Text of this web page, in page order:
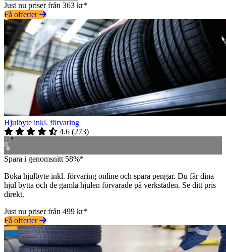
Just nu priser från 363 kr*
Få offerter
Hjulbyte inkl. förvaring
4.6 (273)
Spara i genomsnitt 58%*
Boka hjulbyte inkl. förvaring online och spara pengar. Du får dina
hjul bytta och de gamla hjulen förvarade på verkstaden. Se ditt pris
direkt.
Just nu priser från 499 kr*
Få offerter